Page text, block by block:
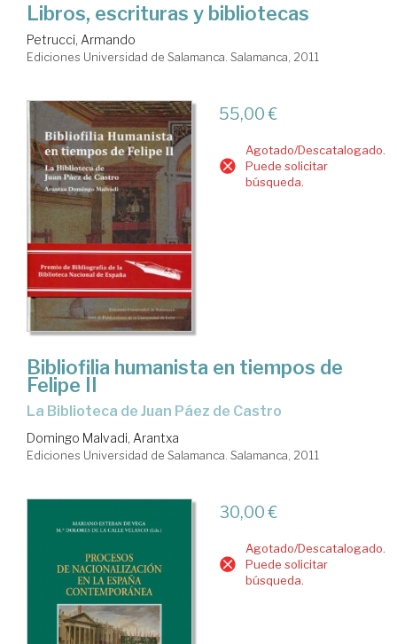
Libros, escrituras y bibliotecas
Petrucci, Armando
Ediciones Universidad de Salamanca. Salamanca, 2011
55,00 €
Agotado/Descatalogado.
Puede solicitar
búsqueda.
Bibliofilia humanista en tiempos de
Felipe II
la Biblioteca de Juan Páez de Castro
Domingo Malvadi, Arantxa
Ediciones Universidad de Salamanca. Salamanca, 2011
30,00 €
Agotado/Descatalogado.
Puede solicitar
búsqueda.